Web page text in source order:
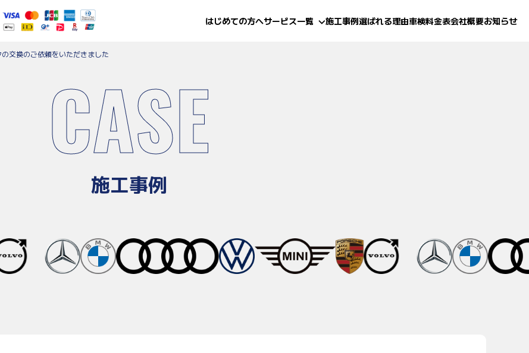
はじめての方へサービス一覧 施工事例選ばれる理由車検料金表会社概要お知らせ
交換のご依頼をいただきました
CASE
施工事例